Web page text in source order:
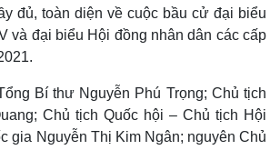
đủ, toàn diện về cuộc bầu cử đại biểu
và đại biểu Hội đồng nhân dân các cấp
Bí thư Nguyễn Phú Trọng; Chủ tịch
Chủ tịch Quốc hội – Chủ tịch Hội
gia Nguyễn Thị Kim Ngân; nguyên Chủ